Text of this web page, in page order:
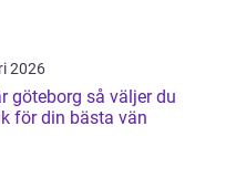
2026
så väljer du
för din bästa vän